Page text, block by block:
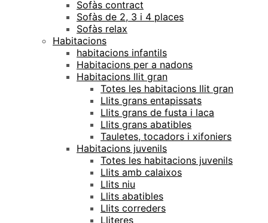
Sofàs contract
Sofàs de 2, 3 i 4 places
Sofàs relax
Habitacions
habitacions infantils
Habitacions per a nadons
Habitacions llit gran
Totes les habitacions llit gran
Llits grans entapissats
Llits grans de fusta i laca
Llits grans abatibles
Tauletes, tocadors i xifoniers
Habitacions juvenils
Totes les habitacions juvenils
Llits amb calaixos
Llits niu
Llits abatibles
Llits correders
Lliteres